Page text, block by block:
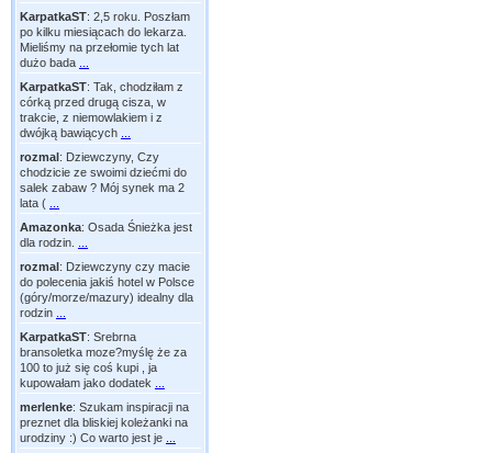
KarpatkaST: 2,5 roku. Poszłam
po kilku miesiącach do lekarza.
Mieliśmy na przełomie tych lat
dużo bada
KarpatkaST: Tak, chodziłam z
córką przed drugą cisza, w
trakcie, z niemowlakiem i z
dwójką bawiących
rozmal: Dziewczyny, Czy
chodzicie ze swoimi dziećmi do
salek zabaw ? Mój synek ma 2
lata (
Amazonka: Osada Śnieżka jest
dla rodzin.
rozmal: Dziewczyny czy macie
do polecenia jakiś hotel w Polsce
(góry/morze/mazury) idealny dla
rodzin
KarpatkaST: Srebrna
bransoletka moze?myślę że za
100 to już się coś kupi , ja
kupowałam jako dodatek
merlenke: Szukam inspiracji na
preznet dla bliskiej koleżanki na
urodziny :) Co warto jest je